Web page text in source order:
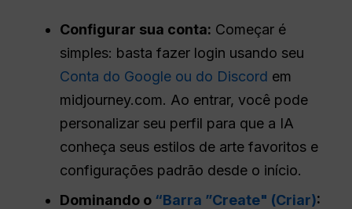
Configurar sua conta: Começar é
simples: basta fazer login usando seu
Conta do Google ou do Discord em
midjourney.com. Ao entrar, você pode
personalizar seu perfil para que a IA
conheça seus estilos de arte favoritos e
configurações padrão desde o início.
Dominando o “Barra ”Create" (Criar):